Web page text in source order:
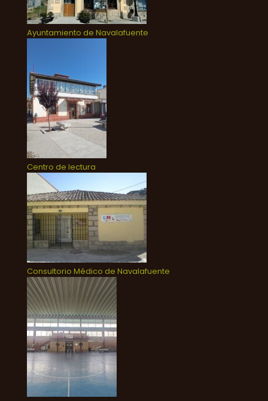
Ayuntamiento de Navalafuente
Centro de lectura
Consultorio Médico de Navalafuente